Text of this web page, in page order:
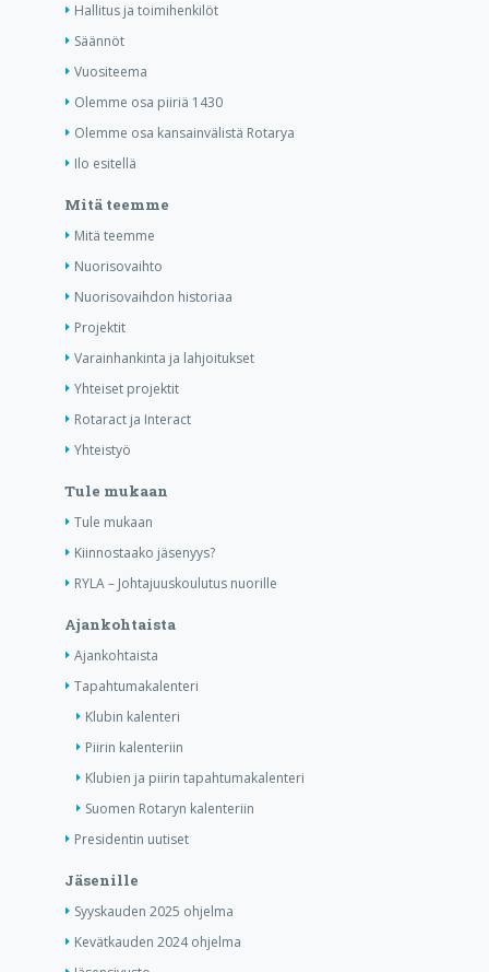
Hallitus ja toimihenkilöt
Säännöt
Vuositeema
Olemme osa piiriä 1430
Olemme osa kansainvälistä Rotarya
Ilo esitellä
Mitä teemme
Mitä teemme
Nuorisovaihto
Nuorisovaihdon historiaa
Projektit
Varainhankinta ja lahjoitukset
Yhteiset projektit
Rotaract ja Interact
Yhteistyö
Tule mukaan
Tule mukaan
Kiinnostaako jäsenyys?
RYLA – Johtajuuskoulutus nuorille
Ajankohtaista
Ajankohtaista
Tapahtumakalenteri
Klubin kalenteri
Piirin kalenteriin
Klubien ja piirin tapahtumakalenteri
Suomen Rotaryn kalenteriin
Presidentin uutiset
Jäsenille
Syyskauden 2025 ohjelma
Kevätkauden 2024 ohjelma